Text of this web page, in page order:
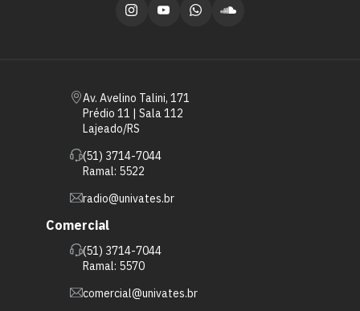
Av. Avelino Talini, 171
Prédio 11 | Sala 112
Lajeado/RS
(51) 3714-7044
Ramal: 5522
radio@univates.br
Comercial
(51) 3714-7044
Ramal: 5570
comercial@univates.br